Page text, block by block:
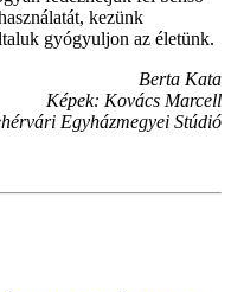
kezünk
gyógyuljon az életünk.
Berta Kata
Képek: Kovács Marcell
Egyházmegyei Stúdió